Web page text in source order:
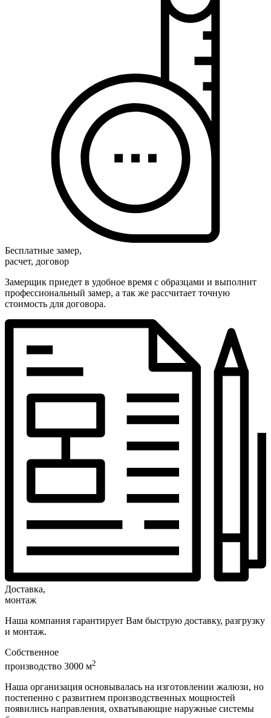
Бесплатные замер,
расчет, договор
Замерщик приедет в удобное время с образцами и выполнит
профессиональный замер, а так же рассчитает точную
стоимость для договора.
Доставка,
монтаж
Наша компания гарантирует Вам быструю доставку, разгрузку
и монтаж.
Собственное
производство 3000 м2
Наша организация основывалась на изготовлении жалюзи, но
постепенно с развитием производственных мощностей
появились направления, охватывающие наружные системы